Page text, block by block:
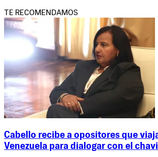
TE RECOMENDAMOS
Cabello recibe a opositores que
Venezuela para dialogar con el